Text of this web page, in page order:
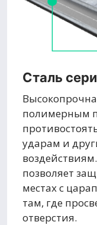
Сталь
полимерным
ударам и
позволяет
местах с
там, где
отверстия.